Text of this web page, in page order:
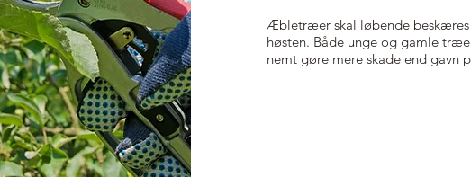
Æbletræer skal løbende
høsten. Både unge og gamle
nemt gøre mere skade end gavn